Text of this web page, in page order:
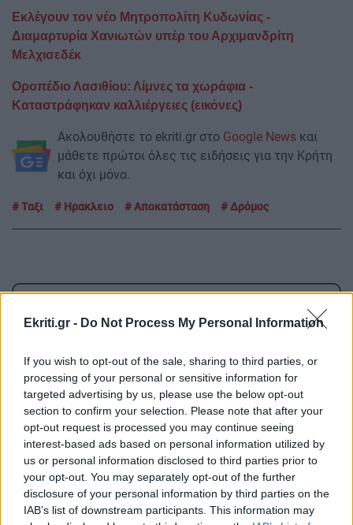
Ekriti.gr - Do Not Process My Personal Information
If you wish to opt-out of the sale, sharing to third parties, or
processing of your personal or sensitive information for
targeted advertising by us, please use the below opt-out
section to confirm your selection. Please note that after your
opt-out request is processed you may continue seeing
interest-based ads based on personal information utilized by
us or personal information disclosed to third parties prior to
your opt-out. You may separately opt-out of the further
disclosure of your personal information by third parties on the
IAB’s list of downstream participants. This information may
Εκλέγουν τον νέο Μητροπολίτη Κυδωνίας -
Διαμαρτυρία Χανιωτών υπέρ του Αρχιμανδρίτη
Μελχισεδέκ
Οροπέδιο Λασιθίου: Λίμνες τα χωράφια -
Καταστράφηκαν καλλιέργειες (εικόνες)
Ακολουθήστε το ekriti.gr στο Google News και
μάθετε πρώτοι όλες τις ειδήσεις για την Κρήτη
και όχι μόνο.
Ταξι Ηρακλειο Αποκατάσταση Δρόμος
18:53
ΕΛΛΑΔΑ
Εκεί που έσβησαν οι φλόγες "έσταξε" η
ευλογία: Πέντε χρόνια από το "Θαύμα της
Βροχής" στο Προκόπι
18:45
ΚΟΣΜΟΣ
Ο τυφώνας Dolphin σαρώνει την Ιαπωνία:
Τραυματίες και πάνω από 50.000 κτίρια χωρίς